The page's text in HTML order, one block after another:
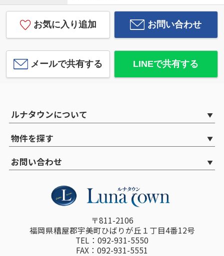
お気に入り追加 お問い合わせ
メールで共有する LINEで共有する
ルナタウンについて
物件を探す
お問い合わせ
〒811-2106
福岡県糟屋郡宇美町ひばりが丘１丁目4番12号
TEL：092-931-5550
FAX：092-931-5551